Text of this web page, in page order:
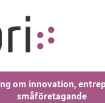
om innovation,
småföretagande